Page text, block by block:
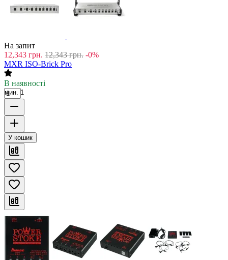
На запит
12,343 грн. 12,343 грн. -0%
MXR ISO-Brick Pro
В наявності
мин. 1
У кошик